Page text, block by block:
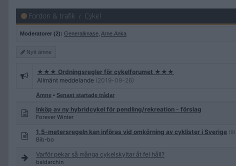
Fordon & trafik Cykel
Moderatorer (2): Generalknase Arne.Anka
Nytt ämne
★★★ Ordningsregler för cykelforumet ★★★
Allmänt meddelande (2019-09-26)
Ämne • Senast startade trådar
Inköp av ny hybridcykel för pendling/rekreation - förslag
Forever Winter
1,5-metersregeln kan införas vid omkörning av cyklister i Sverige (9)
Bib-bo
Varför pekar så många cykelskyltar åt fel håll?
baldarchin